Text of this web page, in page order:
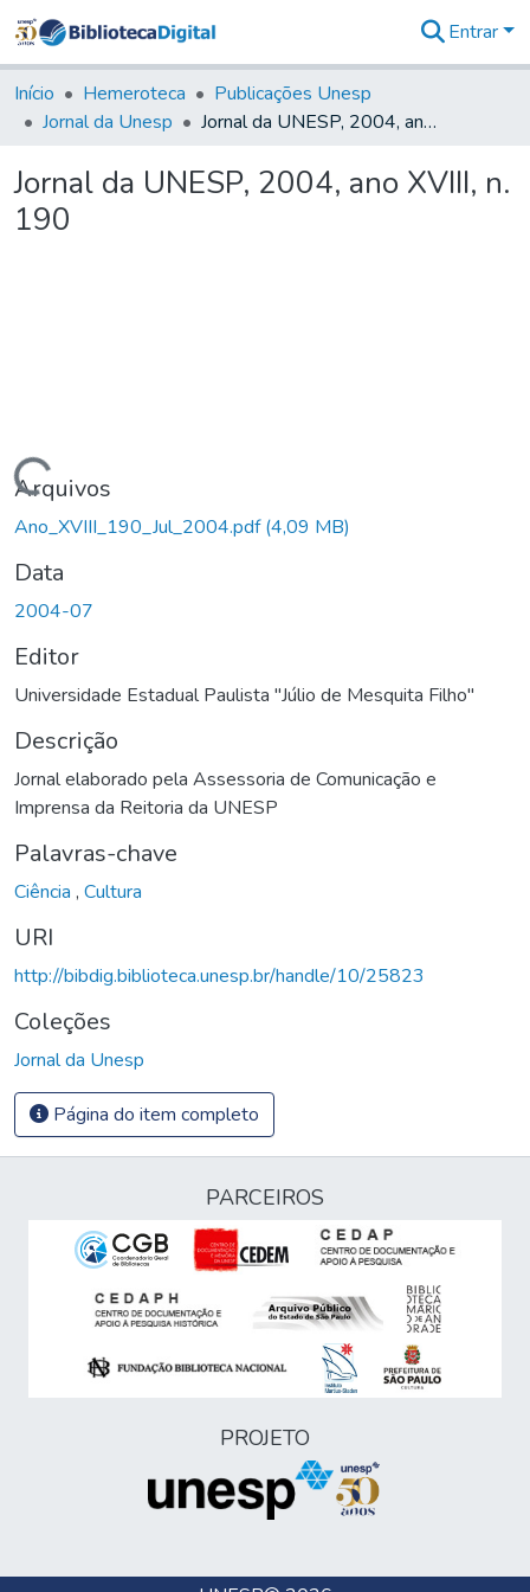
&
Coleções
Tudo na
Digital
Entrar
Início Hemeroteca
Publicações Unesp
Jornal da Unesp
Jornal da UNESP, 2004, ano XVIII, n. 190
Jornal da UNESP, 2004, ano XVIII, n.
190
Carregando...
Arquivos
Ano_XVIII_190_Jul_2004.pdf(4,09 MB)
Data
2004-07
Editor
Universidade Estadual Paulista "Júlio de Mesquita Filho"
Descrição
Jornal elaborado pela Assessoria de Comunicação e
Imprensa da Reitoria da UNESP
Palavras-chave
Ciência , Cultura
URI
http://bibdig.biblioteca.unesp.br/handle/10/25823
Coleções
Jornal da Unesp
Página do item completo
PARCEIROS
PROJETO